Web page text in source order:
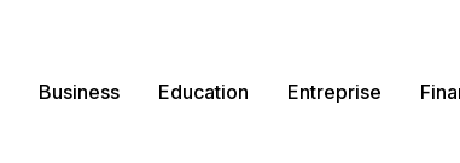
Business Education Entreprise